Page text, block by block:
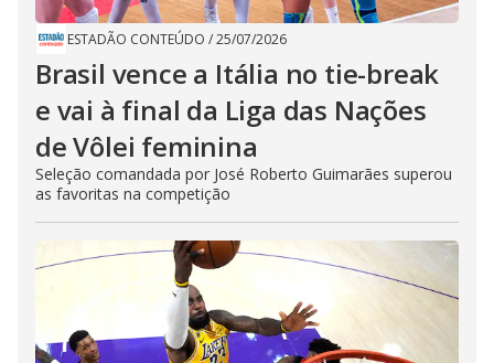
ESTADÃO CONTEÚDO /25/07/2026
Brasil vence a Itália no tie-break
e vai à final da Liga das Nações
de Vôlei feminina
Seleção comandada por José Roberto Guimarães superou
as favoritas na competição